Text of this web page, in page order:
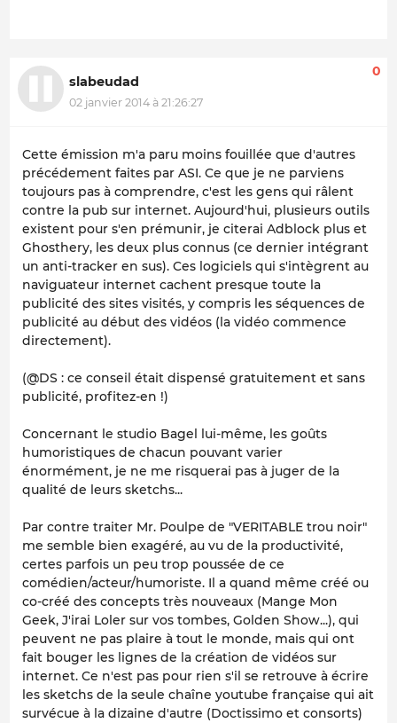
slabeudad
02 janvier 2014 à 21:26:27
0
Cette émission m'a paru moins fouillée que d'autres
précédement faites par ASI. Ce que je ne parviens
toujours pas à comprendre, c'est les gens qui râlent
contre la pub sur internet. Aujourd'hui, plusieurs outils
existent pour s'en prémunir, je citerai Adblock plus et
Ghosthery, les deux plus connus (ce dernier intégrant
un anti-tracker en sus). Ces logiciels qui s'intègrent au
naviguateur internet cachent presque toute la
publicité des sites visités, y compris les séquences de
publicité au début des vidéos (la vidéo commence
directement).
(@DS : ce conseil était dispensé gratuitement et sans
publicité, profitez-en !)
Concernant le studio Bagel lui-même, les goûts
humoristiques de chacun pouvant varier
énormément, je ne me risquerai pas à juger de la
qualité de leurs sketchs...
Par contre traiter Mr. Poulpe de "VERITABLE trou noir"
me semble bien exagéré, au vu de la productivité,
certes parfois un peu trop poussée de ce
comédien/acteur/humoriste. Il a quand même créé ou
co-créé des concepts très nouveaux (Mange Mon
Geek, J'irai Loler sur vos tombes, Golden Show...), qui
peuvent ne pas plaire à tout le monde, mais qui ont
fait bouger les lignes de la création de vidéos sur
internet. Ce n'est pas pour rien s'il se retrouve à écrire
les sketchs de la seule chaîne youtube française qui ait
survécue à la dizaine d'autre (Doctissimo et consorts)